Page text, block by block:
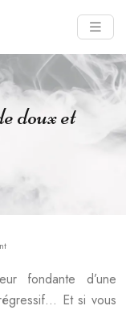
doux et
fondante d’une
Et si vous